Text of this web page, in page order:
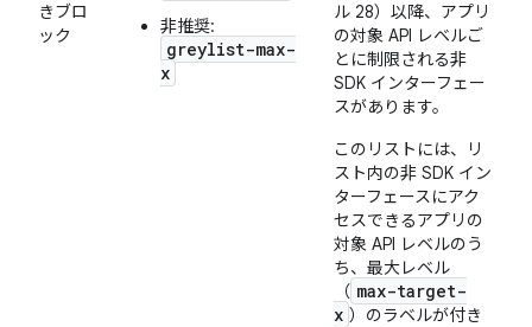
きブロ
ック
非推奨:
greylist-max-
x
ル 28）以降、アプリ
の対象 API レベルご
とに制限される非
SDK インターフェー
スがあります。
このリストには、リ
スト内の非 SDK イン
ターフェースにアク
セスできるアプリの
対象 API レベルのう
ち、最大レベル
（ max-target-
x ）のラベルが付き